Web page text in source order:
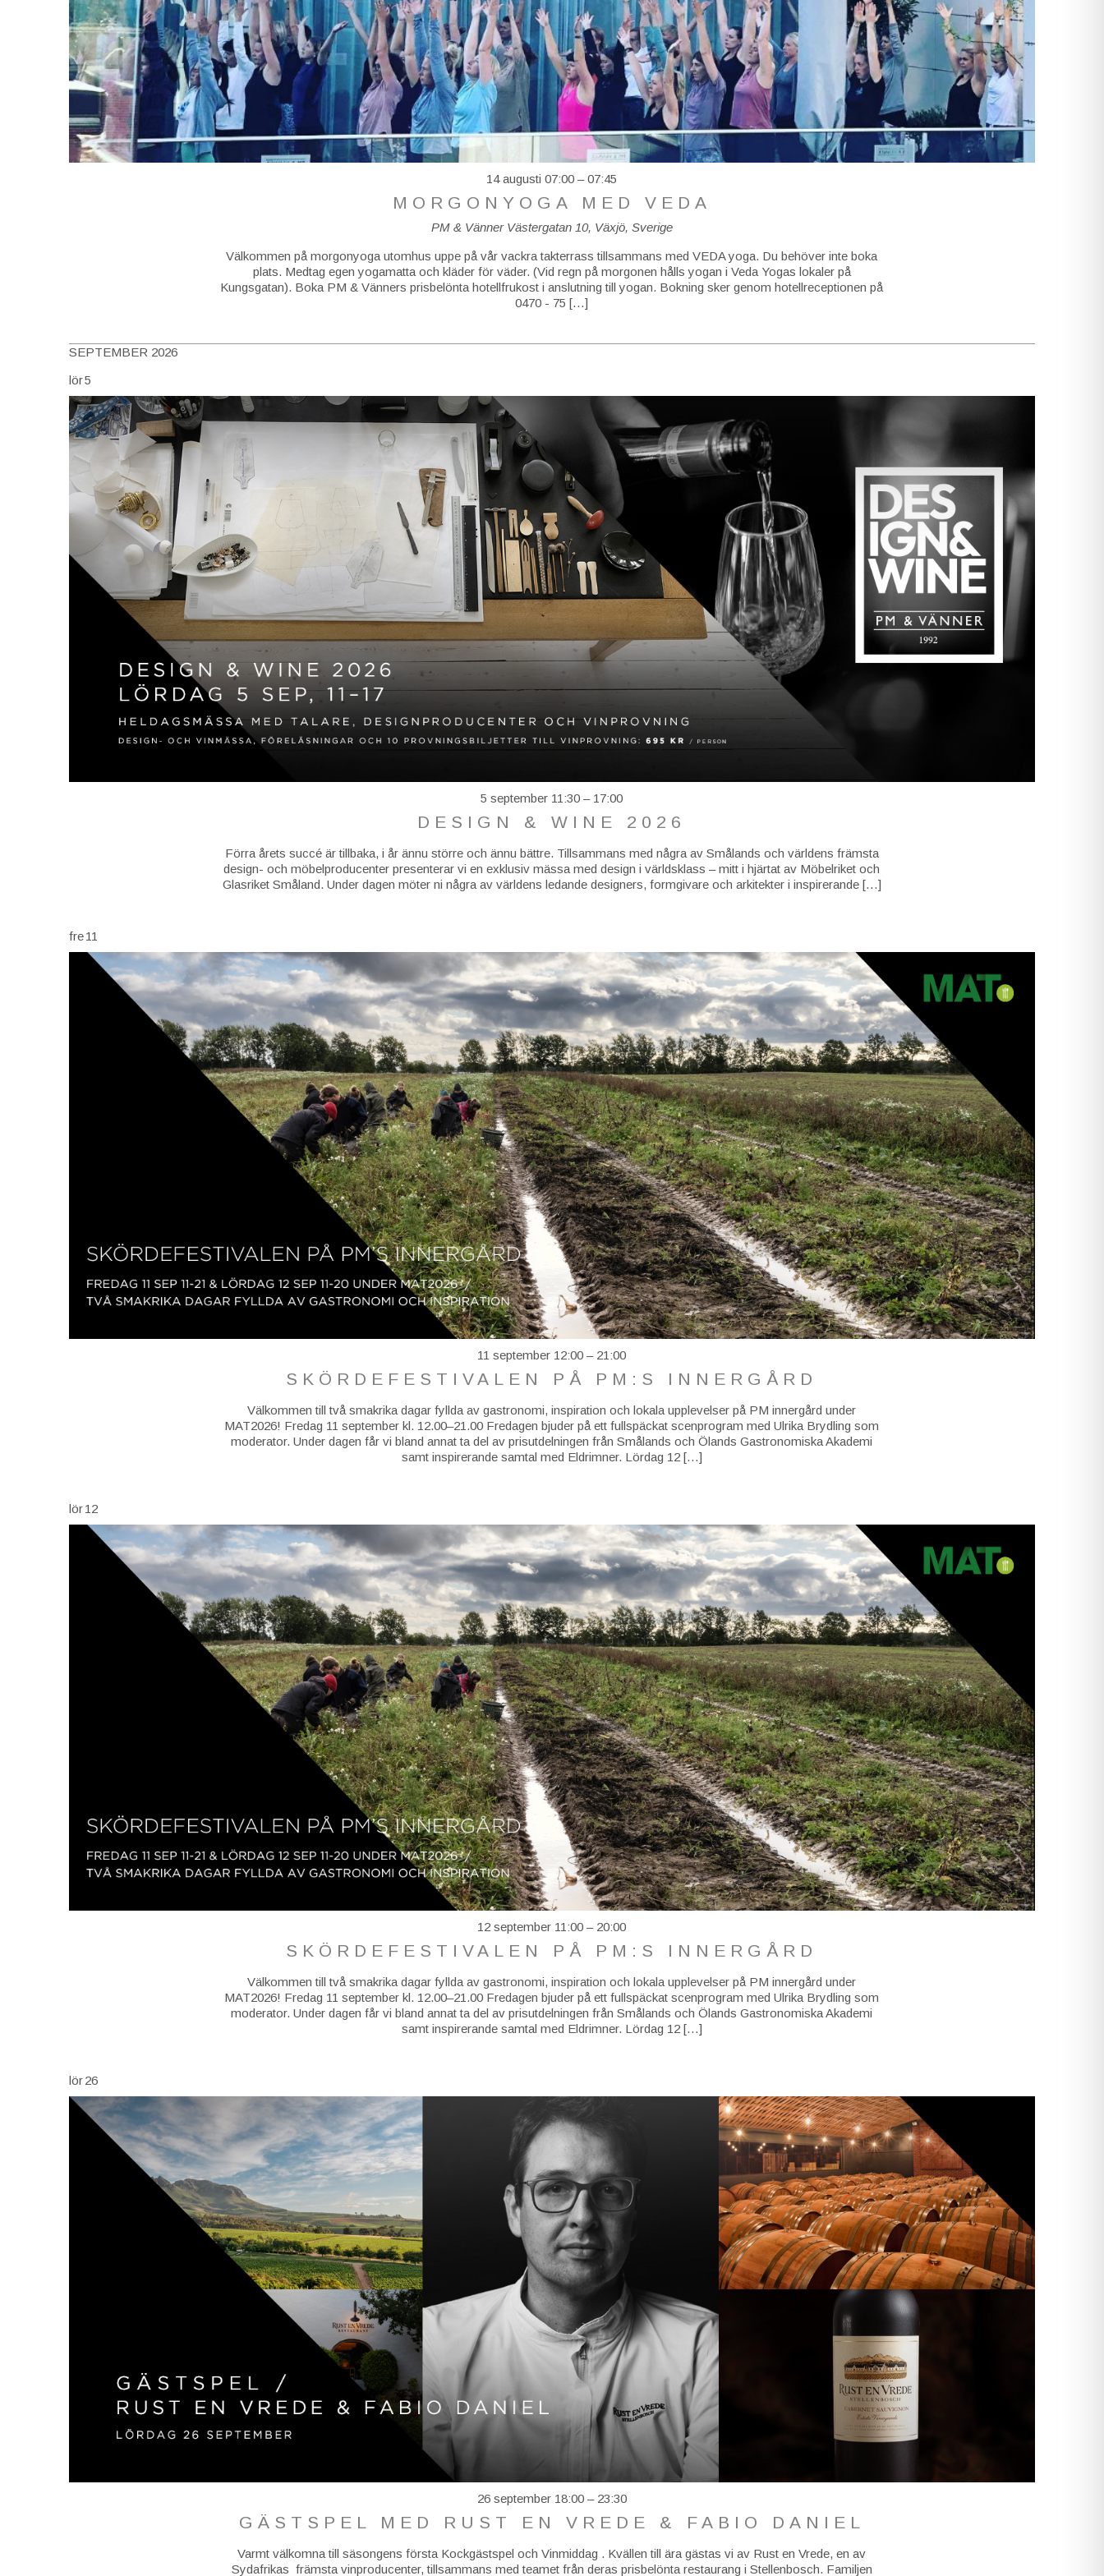
14 augusti 07:00 –07:45
MORGONYOGA MED VEDA
PM & Vänner Västergatan 10, Växjö, Sverige
Välkommen på morgonyoga utomhus uppe på vår vackra takterrass tillsammans med VEDA yoga. Du behöver inte boka
plats. Medtag egen yogamatta och kläder för väder. (Vid regn på morgonen hålls yogan i Veda Yogas lokaler på
Kungsgatan). Boka PM & Vänners prisbelönta hotellfrukost i anslutning till yogan. Bokning sker genom hotellreceptionen på
0470 - 75 […]
SEPTEMBER 2026
lör5
5 september 11:30 – 17:00
DESIGN & WINE 2026
Förra årets succé är tillbaka, i år ännu större och ännu bättre. Tillsammans med några av Smålands och världens främsta
design- och möbelproducenter presenterar vi en exklusiv mässa med design i världsklass – mitt i hjärtat av Möbelriket och
Glasriket Småland. Under dagen möter ni några av världens ledande designers, formgivare och arkitekter i inspirerande […]
fre11
11 september 12:00 – 21:00
SKÖRDEFESTIVALEN PÅ PM:S INNERGÅRD
Välkommen till två smakrika dagar fyllda av gastronomi, inspiration och lokala upplevelser på PM innergård under
MAT2026! Fredag 11 september kl. 12.00–21.00 Fredagen bjuder på ett fullspäckat scenprogram med Ulrika Brydling som
moderator. Under dagen får vi bland annat ta del av prisutdelningen från Smålands och Ölands Gastronomiska Akademi
samt inspirerande samtal med Eldrimner. Lördag 12 […]
lör12
12 september 11:00 – 20:00
SKÖRDEFESTIVALEN PÅ PM:S INNERGÅRD
Välkommen till två smakrika dagar fyllda av gastronomi, inspiration och lokala upplevelser på PM innergård under
MAT2026! Fredag 11 september kl. 12.00–21.00 Fredagen bjuder på ett fullspäckat scenprogram med Ulrika Brydling som
moderator. Under dagen får vi bland annat ta del av prisutdelningen från Smålands och Ölands Gastronomiska Akademi
samt inspirerande samtal med Eldrimner. Lördag 12 […]
lör26
26 september 18:00– 23:30
GÄSTSPEL MED RUST EN VREDE & FABIO DANIEL
Varmt välkomna till säsongens första Kockgästspel och Vinmiddag . Kvällen till ära gästas vi av Rust en Vrede, en av
Sydafrikas främsta vinproducenter, tillsammans med teamet från deras prisbelönta restaurang i Stellenbosch. Familjen